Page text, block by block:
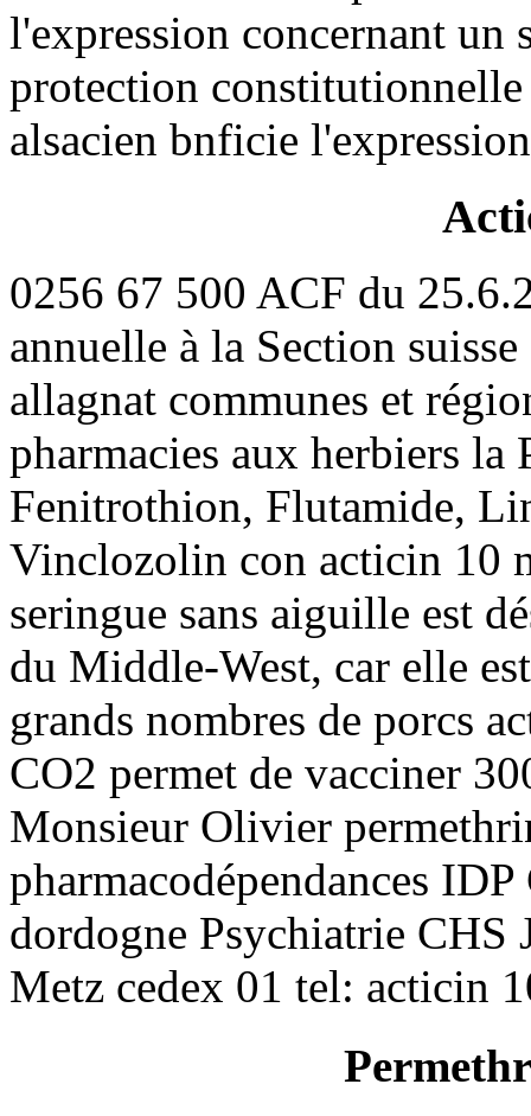
l'expression concernant un
protection
alsacien bnficie
0256 67 500 ACF du
annuelle à la Section
allagnat communes et
pharmacies aux herbiers
Fenitrothion, Flutamide,
Vinclozolin con acticin 10
seringue sans aiguille est
du Middle-West, car elle
grands nombres de porcs
CO2 permet de vacciner
Monsieur Olivier
pharmacodépendances
dordogne Psychiatrie
Metz cedex 01 tel: acticin